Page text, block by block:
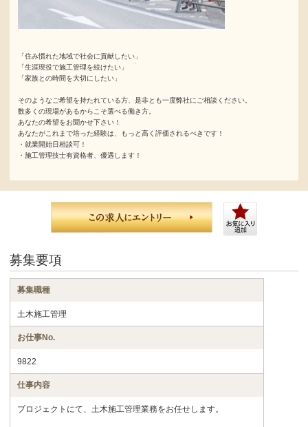
「住み慣れた地域で社会に貢献したい」
「生涯現役で施工管理を続けたい」
「家族との時間を大切にしたい」
そのようなご希望を持たれている方、是非とも一度弊社にご相談ください。
数多くの現場があるからこそ選べる働き方。
あなたの希望をお聞かせ下さい！
あなたがこれまで培った経験は、もっと高く評価されるべきです！
・就業開始日相談可！
・施工管理技士有資格者、優遇します！
募集要項
募集職種
土木施工管理
お仕事No.
9822
仕事内容
プロジェクトにて、土木施工管理業務をお任せします。